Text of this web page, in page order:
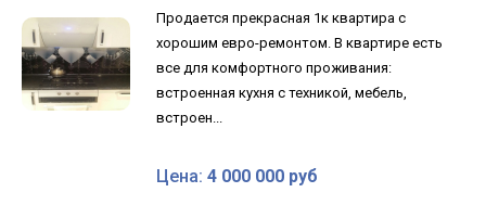
Продается прекрасная 1к квартира с
хорошим евро-ремонтом. В квартире есть
все для комфортного проживания:
встроенная кухня с техникой, мебель,
встроен...
Цена: 4 000 000 руб